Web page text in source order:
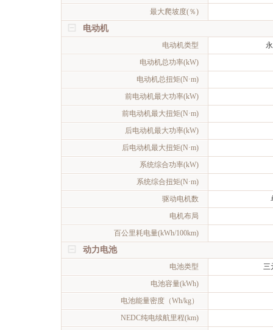
最大爬坡度(％)
电动机
电动机类型
电动机总功率(kW)
电动机总扭矩(N·m)
前电动机最大功率(kW)
前电动机最大扭矩(N·m)
后电动机最大功率(kW)
后电动机最大扭矩(N·m)
系统综合功率(kW)
系统综合扭矩(N·m)
驱动电机数
电机布局
百公里耗电量(kWh/100km)
动力电池
电池类型
三
电池容量(kWh)
电池能量密度（Wh/kg）
NEDC纯电续航里程(km)